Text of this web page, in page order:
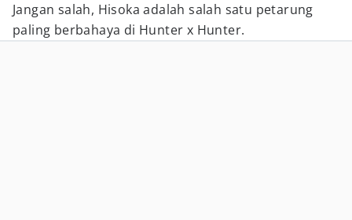
Jangan salah, Hisoka adalah salah satu petarung
paling berbahaya di Hunter x Hunter.